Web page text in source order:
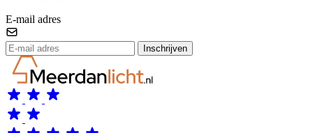
E-mail adres
Inschrijven